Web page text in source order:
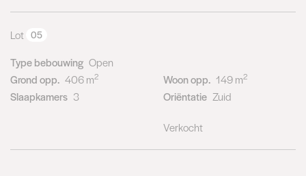
Lot 05
Type bebouwing Open
Grond opp. 406 m2 Woon opp. 149 m2
Slaapkamers 3 Oriëntatie Zuid
Verkocht